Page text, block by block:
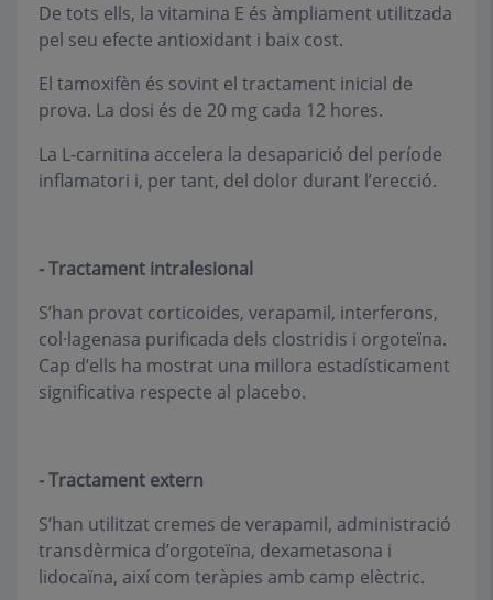
De tots ells, la vitamina E és àmpliament utilitzada
pel seu efecte antioxidant i baix cost.
El tamoxifèn és sovint el tractament inicial de
prova. La dosi és de 20 mg cada 12 hores.
La L-carnitina accelera la desaparició del període
inflamatori i, per tant, del dolor durant l’erecció.
- Tractament intralesional
S’han provat corticoides, verapamil, interferons,
col·lagenasa purificada dels clostridis i orgoteïna.
Cap d’ells ha mostrat una millora estadísticament
significativa respecte al placebo.
- Tractament extern
S’han utilitzat cremes de verapamil, administració
transdèrmica d’orgoteïna, dexametasona i
lidocaïna, així com teràpies amb camp elèctric.